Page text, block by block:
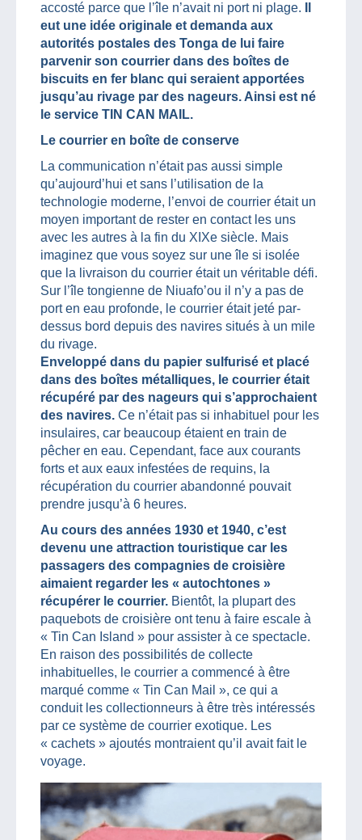
accosté parce que l’île n’avait ni port ni plage.
eut une idée originale et demanda aux
autorités postales des Tonga de lui faire
parvenir son courrier dans des boîtes de
biscuits en fer blanc qui seraient apportées
jusqu’au rivage par des nageurs. Ainsi est né
le service TIN CAN MAIL.
Le courrier en boîte de conserve
La communication n’était pas aussi simple
qu’aujourd’hui et sans l’utilisation de la
technologie moderne, l’envoi de courrier était un
moyen important de rester en contact les uns
avec les autres à la fin du XIXe siècle. Mais
imaginez que vous soyez sur une île si isolée
que la livraison du courrier était un véritable défi.
Sur l’île tongienne de Niuafo’ou il n’y a pas de
port en eau profonde, le courrier était jeté par-
dessus bord depuis des navires situés à un mile
du rivage.
Enveloppé dans du papier sulfurisé et placé
dans des boîtes métalliques, le courrier était
récupéré par des nageurs qui s’approchaient
des navires. Ce n’était pas si inhabituel pour les
insulaires, car beaucoup étaient en train de
pêcher en eau. Cependant, face aux courants
forts et aux eaux infestées de requins, la
récupération du courrier abandonné pouvait
prendre jusqu’à 6 heures.
Au cours des années 1930 et 1940, c’est
devenu une attraction touristique car les
passagers des compagnies de croisière
aimaient regarder les « autochtones »
récupérer le courrier. Bientôt, la plupart des
paquebots de croisière ont tenu à faire escale à
« Tin Can Island » pour assister à ce spectacle.
En raison des possibilités de collecte
inhabituelles, le courrier a commencé à être
marqué comme « Tin Can Mail », ce qui a
conduit les collectionneurs à être très intéressés
par ce système de courrier exotique. Les
« cachets » ajoutés montraient qu’il avait fait le
voyage.